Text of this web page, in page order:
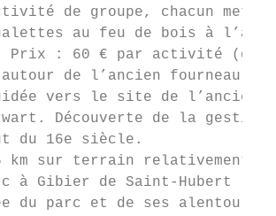
de groupe, chacun
au feu de bois à
Prix : 60 € par activité
de l’ancien fourneau de
vers le site de
Découverte de la
du 16e siècle.
km sur terrain relativement
à Gibier de Saint-Hubert
du parc et de ses alentours